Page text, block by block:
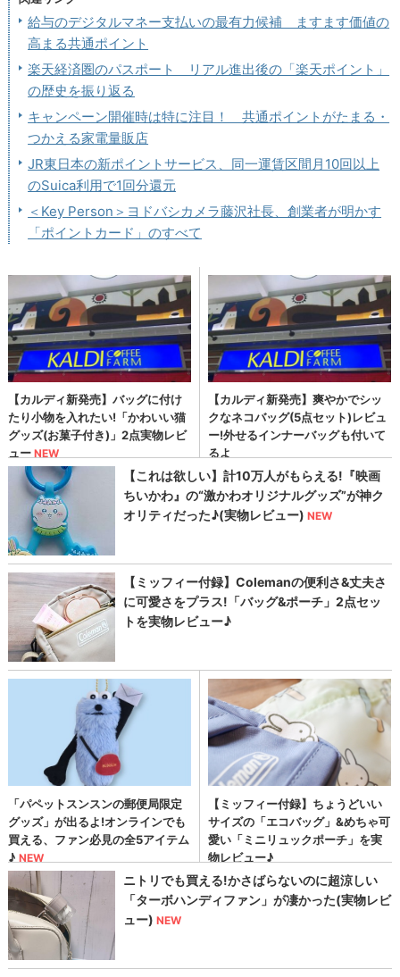
給与のデジタルマネー支払いの最有力候補 ますます価値の
高まる共通ポイント
楽天経済圏のパスポート リアル進出後の「楽天ポイント」
の歴史を振り返る
キャンペーン開催時は特に注目！ 共通ポイントがたまる・
つかえる家電量販店
JR東日本の新ポイントサービス、同一運賃区間月10回以上
のSuica利用で1回分還元
＜Key Person＞ヨドバシカメラ藤沢社長、創業者が明かす
「ポイントカード」のすべて